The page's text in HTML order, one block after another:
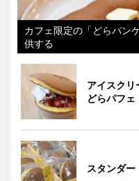
カフェ限定の「どらパン
供する
アイスクリ
どらパフェ
スタンダー